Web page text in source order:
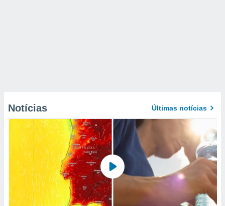
Notícias Últimas notícias